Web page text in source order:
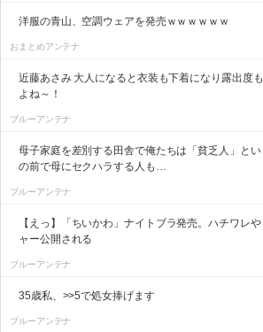
洋服の青山、空調ウェアを発売ｗｗｗｗｗｗ
おまとめアンテナ
近藤あさみ 大人になると衣装も下着になり露出度
よね～！
ブルーアンテナ
母子家庭を差別する田舎で俺たちは「貧乏人」と
の前で母にセクハラする人も…
ブルーアンテナ
【えっ】「ちいかわ」ナイトブラ発売。ハチワレ
ャー公開される
ブルーアンテナ
35歳私、>>5で処女捧げます
ブルーアンテナ